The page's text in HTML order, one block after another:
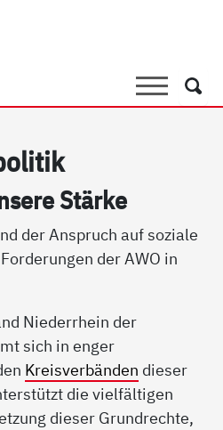
SucheSuche
Stär­ke
der Anspruch auf soziale
der AWO in
Niederrhein der
sich in enger
Kreisverbänden dieser
die vielfältigen
dieser Grundrechte,